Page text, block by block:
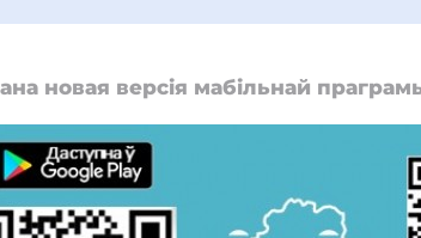
новая версія мабільнай